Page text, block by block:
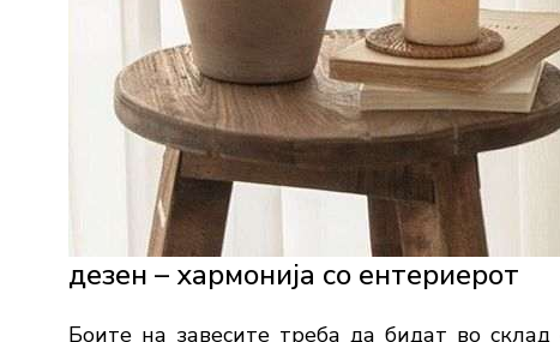
дезен – хармонија со ентериерот
Боите на завесите треба да бидат во